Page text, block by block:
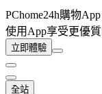
PChome24h購物App
使用App享受更優
立即體驗
全站